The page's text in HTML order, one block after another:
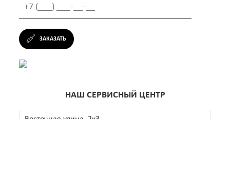
ЗАКАЗАТЬ
НАШ СЕРВИСНЫЙ ЦЕНТР
Восточная улица, 2к3